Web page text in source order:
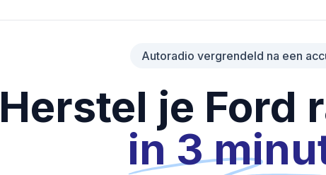
Autoradio vergrendeld na een
Herstel je Ford
in 3